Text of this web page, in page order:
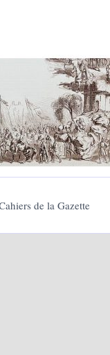
de la Gazette